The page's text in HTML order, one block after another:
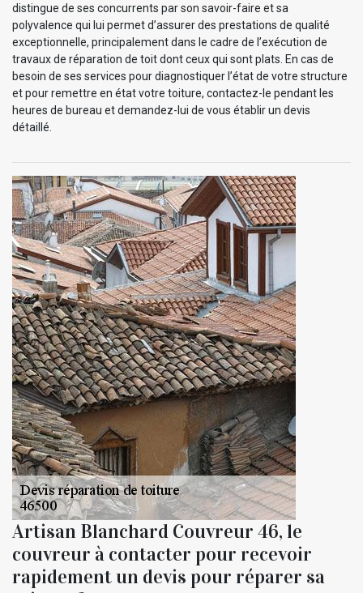
distingue de ses concurrents par son savoir-faire et sa
polyvalence qui lui permet d’assurer des prestations de qualité
exceptionnelle, principalement dans le cadre de l’exécution de
travaux de réparation de toit dont ceux qui sont plats. En cas de
besoin de ses services pour diagnostiquer l’état de votre structure
et pour remettre en état votre toiture, contactez-le pendant les
heures de bureau et demandez-lui de vous établir un devis
détaillé.
Artisan Blanchard Couvreur 46, le
couvreur à contacter pour recevoir
rapidement un devis pour réparer sa